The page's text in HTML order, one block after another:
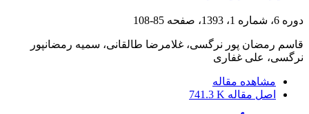
دوره 6، شماره 1، 1393، صفحه 85-108
قاسم رمضان پور نرگسی، غلامرضا طالقانی، سمیه رمضانپور
نرگسی، علی غفاری
مشاهده مقاله
اصل مقاله 741.3 K